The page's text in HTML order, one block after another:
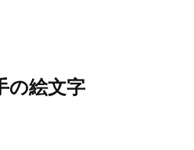
の絵文字